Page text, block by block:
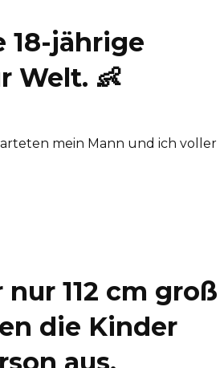
18-jährige
Welt. 👶
mein Mann und ich voller
112 cm groß
die Kinder